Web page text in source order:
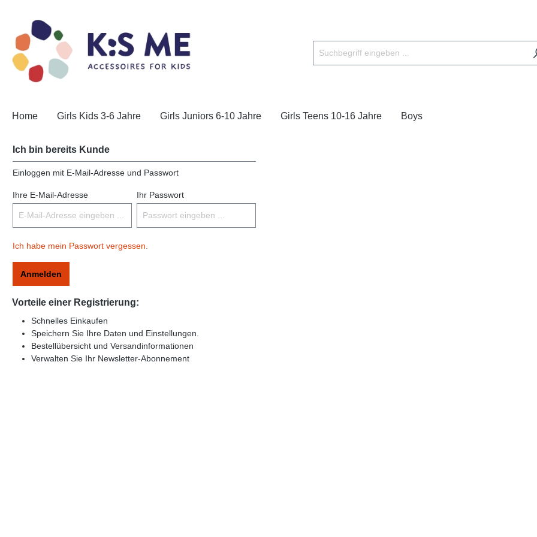
Home Girls Kids 3-6 Jahre Girls Juniors 6-10 Jahre Girls Teens 10-16 Jahre Boys
Ich bin bereits Kunde
Einloggen mit E-Mail-Adresse und Passwort
Ihre E-Mail-Adresse Ihr Passwort
Ich habe mein Passwort vergessen.
Anmelden
Vorteile einer Registrierung:
Schnelles Einkaufen
Speichern Sie Ihre Daten und Einstellungen.
Bestellübersicht und Versandinformationen
Verwalten Sie Ihr Newsletter-Abonnement